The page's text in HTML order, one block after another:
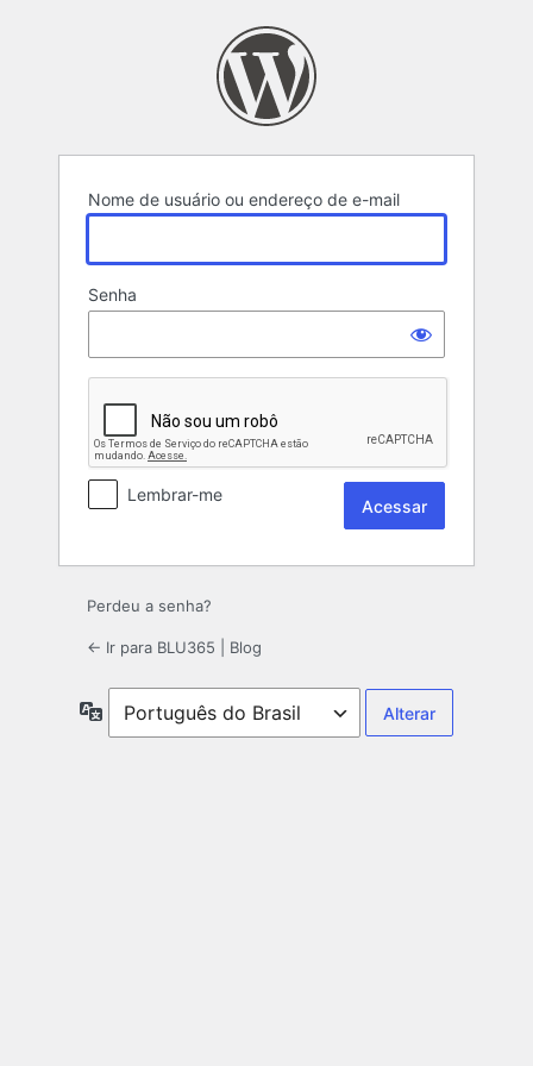
Nome de usuário ou endereço de e-mail
Senha
Lembrar-me
Perdeu a senha?
← Ir para BLU365 | Blog
Idioma